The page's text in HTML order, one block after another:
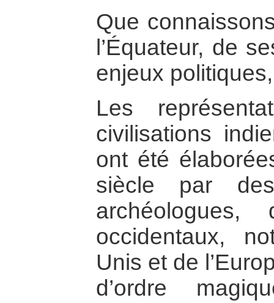
Que
l’Équateur, de
enjeux
Les
civilisations
ont été
siècle par
archéologues,
occidentaux,
Unis et de
d’ordre